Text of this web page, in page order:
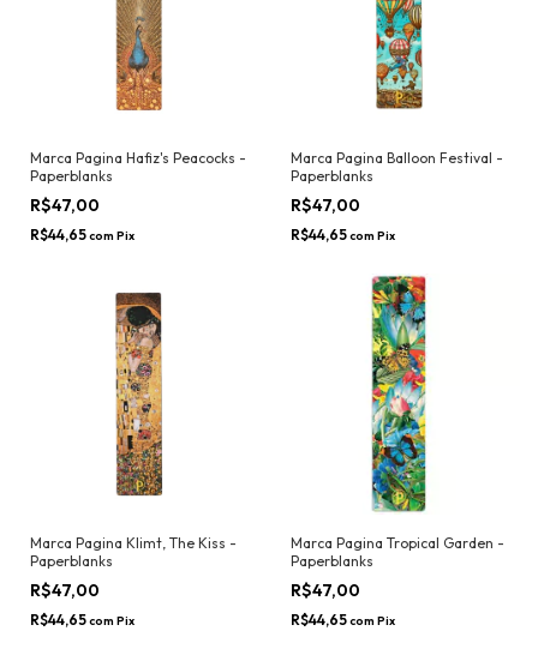
Marca Pagina Hafiz's Peacocks -
Paperblanks
R$47,00
R$44,65com Pix
Marca Pagina Balloon Festival -
Paperblanks
R$47,00
R$44,65com Pix
Marca Pagina Klimt, The Kiss -
Paperblanks
R$47,00
R$44,65com Pix
Marca Pagina Tropical Garden -
Paperblanks
R$47,00
R$44,65com Pix